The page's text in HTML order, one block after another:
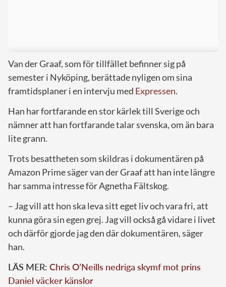
Van der Graaf, som för tillfället befinner sig på
semester i Nyköping, berättade nyligen om sina
framtidsplaner i en intervju med Expressen.
Han har fortfarande en stor kärlek till Sverige och
nämner att han fortfarande talar svenska, om än bara
lite grann.
Trots besattheten som skildras i dokumentären på
Amazon Prime säger van der Graaf att han inte längre
har samma intresse för Agnetha Fältskog.
– Jag vill att hon ska leva sitt eget liv och vara fri, att
kunna göra sin egen grej. Jag vill också gå vidare i livet
och därför gjorde jag den där dokumentären, säger
han.
LÄS MER: Chris O’Neills nedriga skymf mot prins
Daniel väcker känslor